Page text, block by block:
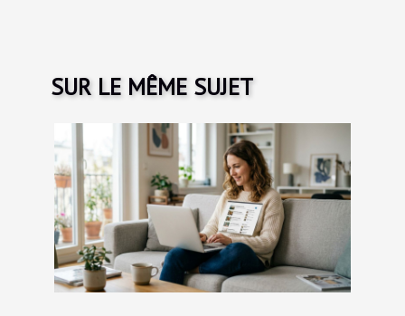
SUR LE MÊME SUJET